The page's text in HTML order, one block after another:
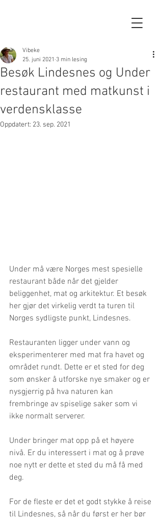
Besøk Lindesnes og Under
restaurant med matkunst i
verdensklasse
Vibeke
25. juni 2021 3 min lesing
Oppdatert: 23. sep. 2021
Under må være Norges mest spesielle
restaurant både når det gjelder
beliggenhet, mat og arkitektur. Et besøk
her gjør det virkelig verdt ta turen til
Norges sydligste punkt, Lindesnes.
Restauranten ligger under vann og
eksperimenterer med mat fra havet og
området rundt. Dette er et sted for deg
som ønsker å utforske nye smaker og er
nysgjerrig på hva naturen kan
frembringe av spiselige saker som vi
ikke normalt serverer.
Under bringer mat opp på et høyere
nivå. Er du interessert i mat og å prøve
noe nytt er dette et sted du må få med
deg.
For de fleste er det et godt stykke å reise
til Lindesnes, så når du først er her bør